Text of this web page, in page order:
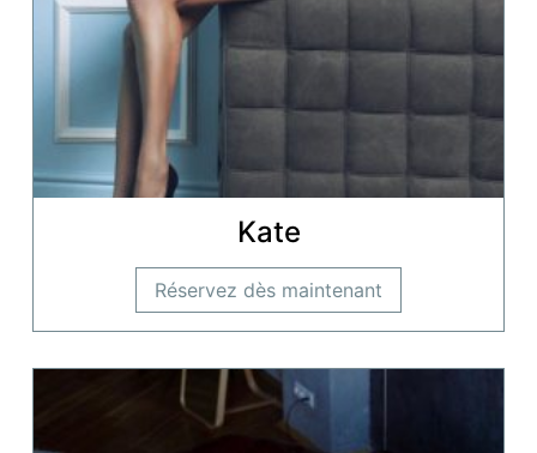
Kate
Réservez dès maintenant